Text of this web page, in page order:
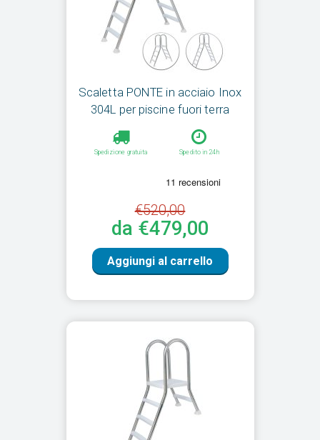
Scaletta PONTE in acciaio Inox
304L per piscine fuori terra
Spedizione gratuita Spedito in 24h
€520,00
da €479,00
Aggiungi al carrello